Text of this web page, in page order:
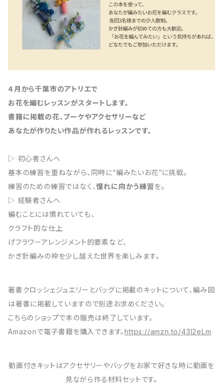
４月から千葉市のアトリエで
お花を編むレッスンがスタートします。
書籍に掲載の花、ブーケやアクセサリーなど
あなたが作りたい作品が作れるレッスンです。
▷ 初心者さんへ
基本の練習を重ねながら、同時に“編みたいお花”に挑戦。
練習のための練習ではなく、憧れに向かう練習を。
▷ 経験者さんへ
編むことには慣れていても、
クラフト的な仕上
げフラワーアレンジメント的要素など、
かぎ針編みの枠を少し越えた世界を楽しみます。
著書クロッシェジュエリーとバッグに掲載のキットについて、編み図
は著書に掲載していますので別途お求めください。
こちらのショップで本の販売は終了しています。
Amazonで電子書籍を購入できます。https://amzn.to/43I2eLm
動画付きキットはアクセサリーやバッグをお家で好きな時に動画を
見ながら作る材料セットです。